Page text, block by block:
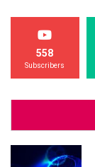
558
Subscribers